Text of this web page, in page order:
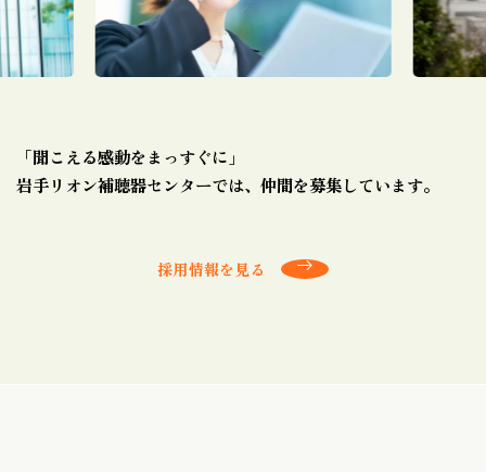
「聞こえる感動をまっすぐに」
岩手リオン補聴器センターでは、仲間を募集しています。
採用情報を見る